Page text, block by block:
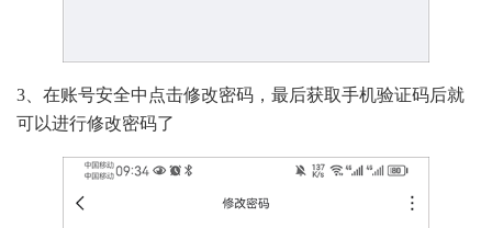
3、在账号安全中点击修改密码，最后获取手机验证码后就
可以进行修改密码了